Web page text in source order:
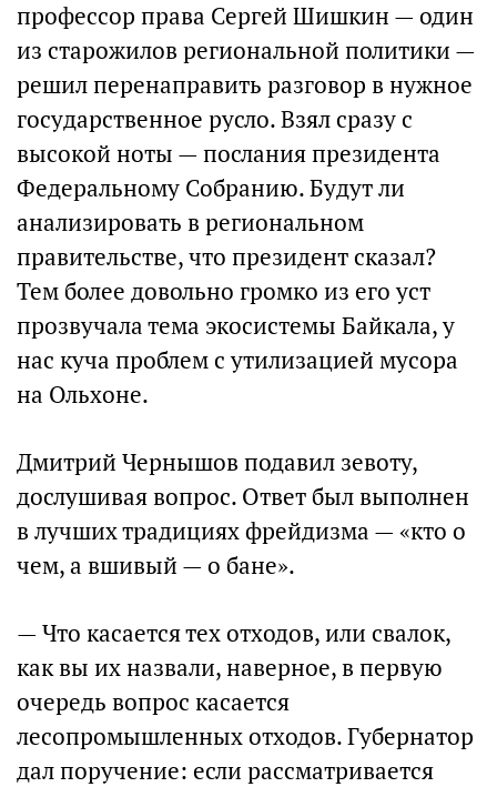
профессор права Сергей Шишкин — один
из старожилов региональной политики —
решил перенаправить разговор в нужное
государственное русло. Взял сразу с
высокой ноты — послания президента
Федеральному Собранию. Будут ли
анализировать в региональном
правительстве, что президент сказал?
Тем более довольно громко из его уст
прозвучала тема экосистемы Байкала, у
нас куча проблем с утилизацией мусора
на Ольхоне.
Дмитрий Чернышов подавил зевоту,
дослушивая вопрос. Ответ был выполнен
в лучших традициях фрейдизма — «кто о
чем, а вшивый — о бане».
— Что касается тех отходов, или свалок,
как вы их назвали, наверное, в первую
очередь вопрос касается
лесопромышленных отходов. Губернатор
дал поручение: если рассматривается